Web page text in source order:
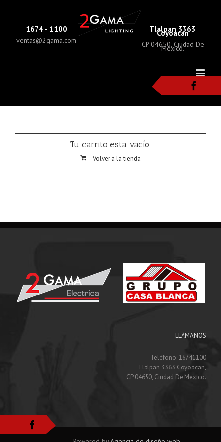
1674 - 1100
ventas@2gama.com
Tlalpan 3363
Coyoacan
CP 04650, Ciudad De
Mexico.
Tu carrito esta vacío.
Volver a la tienda
LLÁMANOS
Teléfono: 16741100
Tlalpan 3363 Coyoacan,
CP 04650, Ciudad De Mexico.